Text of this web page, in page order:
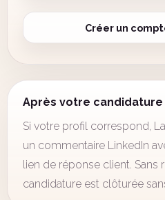
Créer un
Après votre candidature
Si votre profil correspond,
un commentaire LinkedIn
lien de réponse client. Sans
candidature est clôturée